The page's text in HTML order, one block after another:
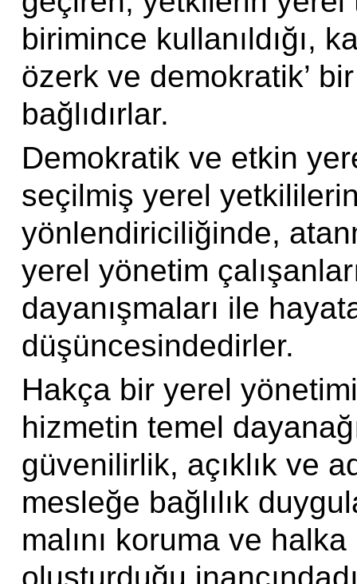
birimince kullanıldığı,
özerk ve demokratik’
bağlıdırlar.
Demokratik ve etkin
seçilmiş yerel
yönlendiriciliğinde,
yerel yönetim
dayanışmaları ile
düşüncesindedirler.
Hakça bir yerel
hizmetin temel
güvenilirlik, açıklık ve
mesleğe bağlılık
malını koruma ve